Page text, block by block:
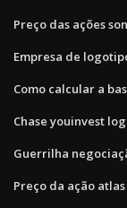
Preço das ações
Empresa de
Como calcular a
Chase youinvest
Guerrilha
Preço da ação